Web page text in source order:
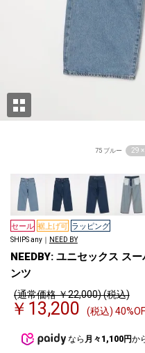
75 ブルー 29 ×
セール 裾上げ可 ラッピング
SHIPS any｜ NEED BY
NEEDBY: ユニセックス ス
ンツ
(通常価格 ￥22,000) (税込)
￥13,200 (税込)
なら 月々1,100円か